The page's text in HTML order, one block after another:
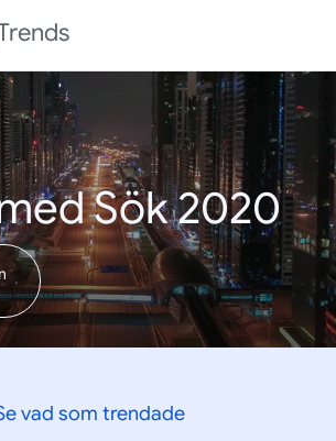
Sök 2020
vad som trendade